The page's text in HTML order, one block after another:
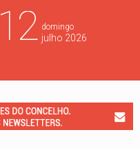
12 domingo
julho 2026